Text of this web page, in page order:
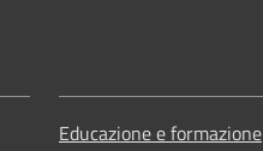
Educazione e formazione